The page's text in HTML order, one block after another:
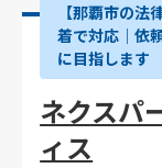
【那覇市の
着で対応｜依
に目指します
ネクスパ
ィス